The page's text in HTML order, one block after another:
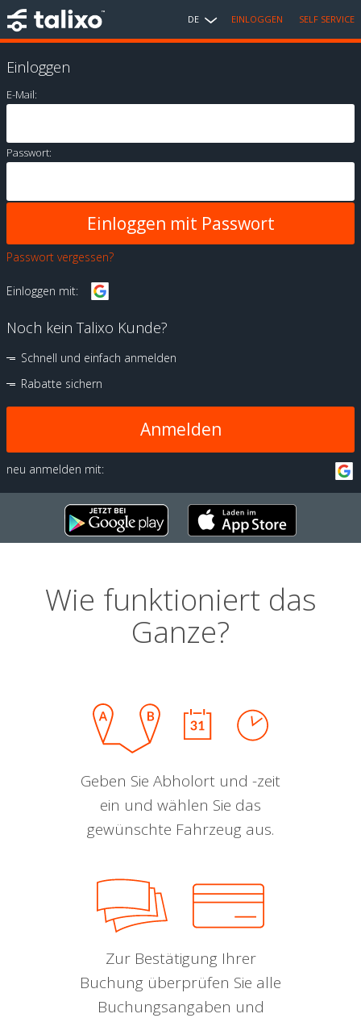
DE EINLOGGEN SELF SERVICE
Einloggen
E-Mail:
Passwort:
Passwort vergessen?
Einloggen mit:
Noch kein Talixo Kunde?
Schnell und einfach anmelden
Rabatte sichern
Anmelden
neu anmelden mit:
Wie funktioniert das
Ganze?
Geben Sie Abholort und -zeit
ein und wählen Sie das
gewünschte Fahrzeug aus.
Zur Bestätigung Ihrer
Buchung überprüfen Sie alle
Buchungsangaben und